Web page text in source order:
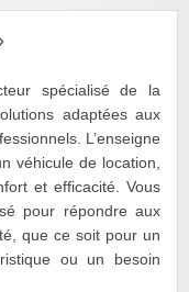
spécialisé de la
adaptées aux
L’enseigne
véhicule de location,
et efficacité. Vous
pour répondre aux
que ce soit pour un
ou un besoin